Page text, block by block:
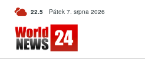
22.5 C Czech
Pátek 7. srpna 2026